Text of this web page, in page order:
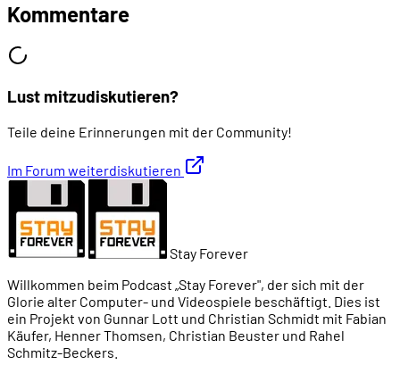
Kommentare
Lust mitzudiskutieren?
Teile deine Erinnerungen mit der Community!
Im Forum weiterdiskutieren
Stay Forever
Willkommen beim Podcast „Stay Forever", der sich mit der
Glorie alter Computer- und Videospiele beschäftigt. Dies ist
ein Projekt von Gunnar Lott und Christian Schmidt mit Fabian
Käufer, Henner Thomsen, Christian Beuster und Rahel
Schmitz-Beckers.